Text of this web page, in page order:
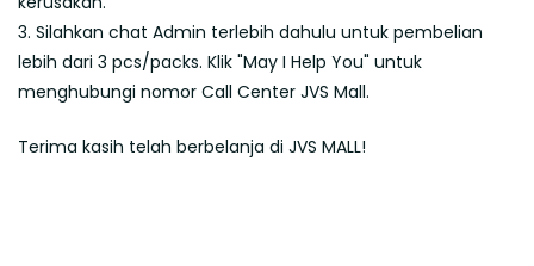
3. Silahkan chat Admin terlebih dahulu untuk pembelian
lebih dari 3 pcs/packs. Klik "May I Help You" untuk
menghubungi nomor Call Center JVS Mall.
Terima kasih telah berbelanja di JVS MALL!